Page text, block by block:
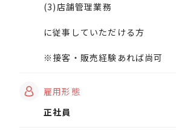
(3)店舗管理業務
に従事していただける方
※接客・販売経験あれば尚可
雇用形態
正社員